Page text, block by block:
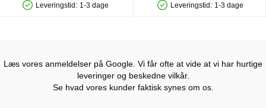
Produkttilgængelighed: På lager
Leveringstid: 1-3 dage
Produkttilgængelighed: På lager
Leveringstid: 1-3 dage
Læs vores anmeldelser på Google. Vi får ofte at vide at vi har hurtige
leveringer og beskedne vilkår.
Se hvad vores kunder faktisk synes om os.